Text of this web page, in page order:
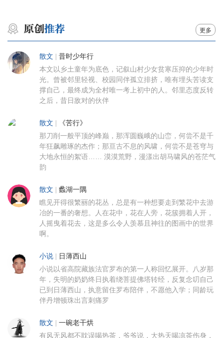
更多
散文 昔时少年行
本文以乡土童年为底色，记叙山村少女贫寒压抑的少年时
光。曾被邻里轻视、校园同伴孤立排挤，唯有埋头苦读支
撑自己，最终成为全村唯一考上初中的人。邻里态度反转
之后，昔日敌对的伙伴
散文 《苦行》
那刀削一般平顶的峰巅，那浑圆巍峨的山峦，何尝不是千
年狂飙雕琢的杰作；那亘古不息的风啸，何尝不是苍穹与
大地永恒的絮语…… 漠漠荒野，漫漾出胡马啸风的苍茫气
韵
散文 蠡湖一隅
瞧见开得很繁丽的花丛，总是有一种想要走到繁花中去游
冶的一番的奢想。人在花中，花在人旁，花簇拥着人开，
人摇曳着花去，这是多么令人羡慕且神往的图画中的世界
啊。
小说 日薄西山
小说以省高院藏族法官罗布的第一人称回忆展开。八岁那
年，失明的奶奶终日执着绕菩提佛塔转经，反复念叨自己
已到日薄西山，执意留住罗布陪伴，不愿他入学；同龄玩
伴丹增顿珠出言刺痛罗
散文 一碗老干烘
有风无风都不耽误喝热茶，爷爷说，大热天喝凉茶伤身，